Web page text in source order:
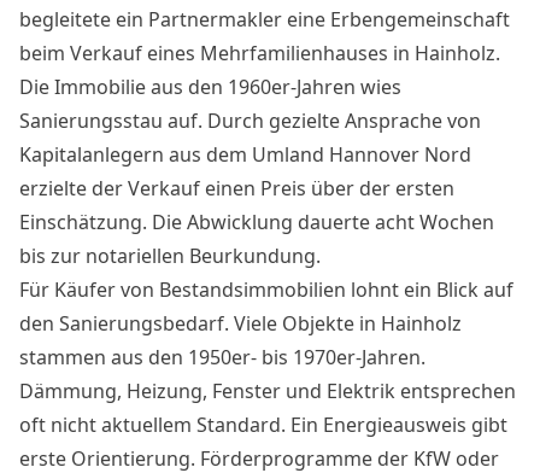
begleitete ein Partnermakler eine Erbengemeinschaft
beim Verkauf eines Mehrfamilienhauses in Hainholz.
Die Immobilie aus den 1960er-Jahren wies
Sanierungsstau auf. Durch gezielte Ansprache von
Kapitalanlegern aus dem Umland Hannover Nord
erzielte der Verkauf einen Preis über der ersten
Einschätzung. Die Abwicklung dauerte acht Wochen
bis zur notariellen Beurkundung.
Für Käufer von Bestandsimmobilien lohnt ein Blick auf
den Sanierungsbedarf. Viele Objekte in Hainholz
stammen aus den 1950er- bis 1970er-Jahren.
Dämmung, Heizung, Fenster und Elektrik entsprechen
oft nicht aktuellem Standard. Ein Energieausweis gibt
erste Orientierung. Förderprogramme der KfW oder